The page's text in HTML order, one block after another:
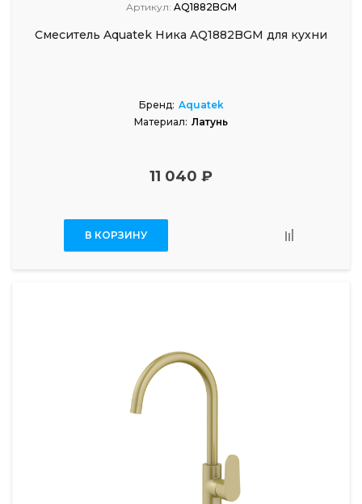
Артикул: AQ1882BGM
Смеситель Aquatek Ника AQ1882BGM для кухни
Бренд: Aquatek
Материал: Латунь
11 040 ₽
В КОРЗИНУ